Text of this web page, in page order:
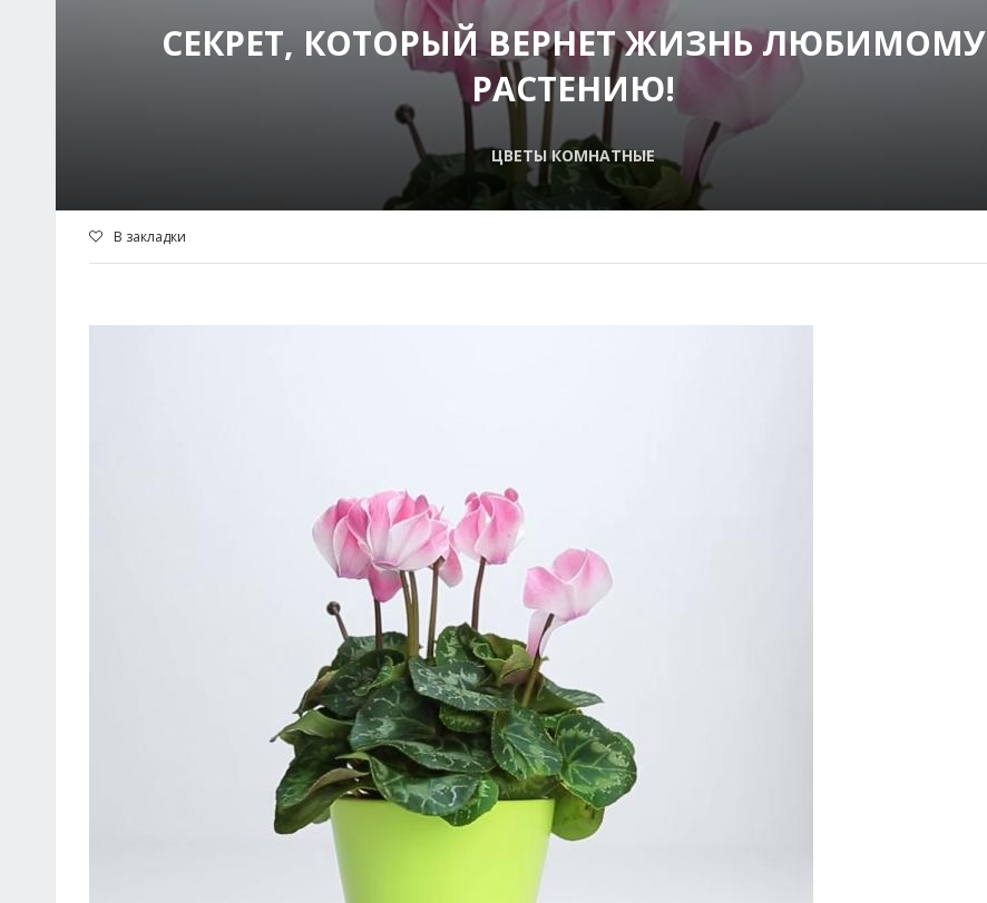
СЕКРЕТ, КОТОРЫЙ ВЕРНЕТ ЖИЗНЬ ЛЮБИМОМУ
РАСТЕНИЮ!
ЦВЕТЫ КОМНАТНЫЕ
В закладки